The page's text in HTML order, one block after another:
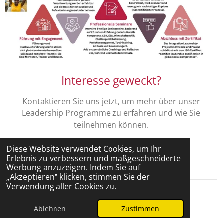
Diese Website verwendet Cookies, um Ihr
Erlebnis zu verbessern und maßgeschneiderte
Werbung anzuzeigen. Indem Sie auf
„Akzeptieren“ klicken, stimmen Sie der
Verwendung aller Cookies zu.
Ablehnen Zustimmen
Interesse geweckt?
Kontaktieren Sie uns jetzt, um mehr über unser
Leadership Programme zu erfahren und wie Sie
teilnehmen können.
Jetzt Kontakt aufnehmen
Impressum/Kontakt